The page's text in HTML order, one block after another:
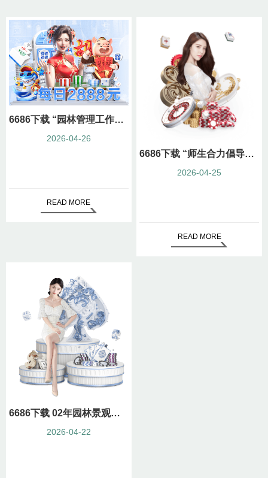
6686下载 “园林管理工作面临困境：如何优化城市环境？”
2026-04-26
READ MORE
6686下载 “师生合力倡导园林管理意识：创造美丽校园环境”
2026-04-25
READ MORE
6686下载 02年园林景观设计费
2026-04-22